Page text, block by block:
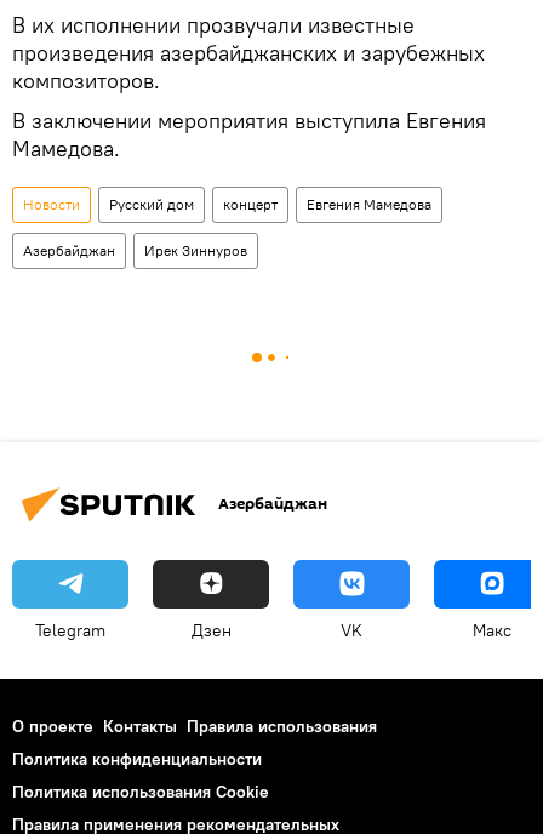
В их исполнении прозвучали известные
произведения азербайджанских и зарубежных
композиторов.
В заключении мероприятия выступила Евгения
Мамедова.
Новости Русский дом концерт Евгения Мамедова
Азербайджан Ирек Зиннуров
Азербайджан
Telegram Дзен VK Макс
О проекте Контакты Правила использования
Политика конфиденциальности
Политика использования Cookie
Правила применения рекомендательных